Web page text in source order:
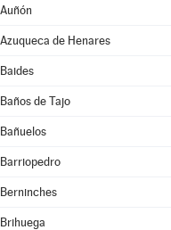
Auñón
Azuqueca de Henares
Baides
Baños de Tajo
Bañuelos
Barriopedro
Berninches
Brihuega